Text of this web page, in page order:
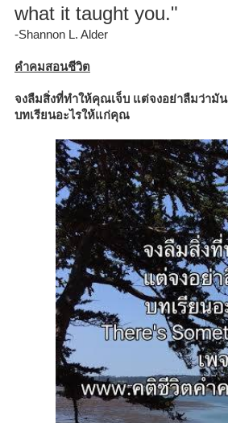
what it taught you."
-Shannon L. Alder
คำคมสอนชีวิต
จงลืมสิ่งที่ทำให้คุณเจ็บ แต่จงอย่าลืมว่ามั
บทเรียนอะไรให้แก่คุณ